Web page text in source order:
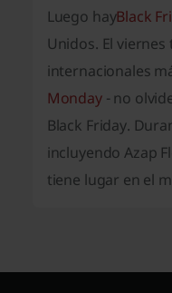
Luego hayBlack
Unidos. El
internacionales
Monday- no
Black Friday.
incluyendo Azap
tiene lugar en el